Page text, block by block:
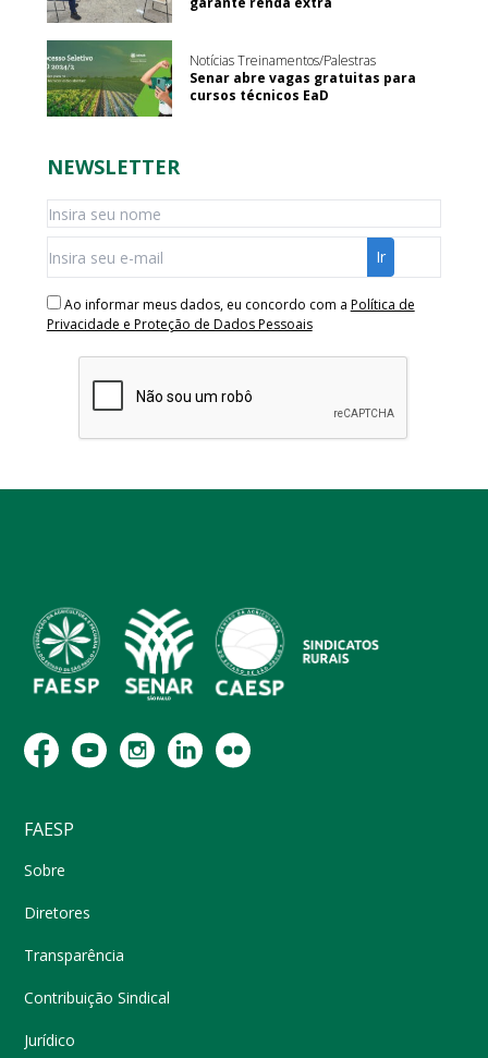
Notícias Treinamentos/Palestras
Senar abre vagas gratuitas para
cursos técnicos EaD
NEWSLETTER
Ao informar meus dados, eu concordo com a Política de
Privacidade e Proteção de Dados Pessoais
FAESP
Sobre
Diretores
Transparência
Contribuição Sindical
Jurídico